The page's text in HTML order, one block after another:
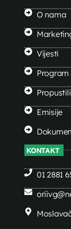
O nama
Vijesti
Program
Emisije
KONTAKT
01 2881